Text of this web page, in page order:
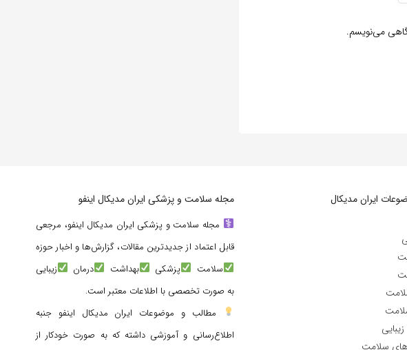
می‌نویسم.
ایران مدیکال
سلامت
مجله سلامت و پزشکی ایران مدیکال اینفو
مجله سلامت و پزشکی ایران مدیکال اینفو، مرجعی
قابل اعتماد از جدیدترین مقالات، گزارش‌ها و اخبار حوزه
سلامت
پزشکی بهداشت درمان
زیبایی
به صورت تخصصی با اطلاعات معتبر است.
مطالب و موضوعات ایران مدیکال اینفو جنبه
اطلاع‌رسانی و آموزشی داشته که به صورت خودکار از